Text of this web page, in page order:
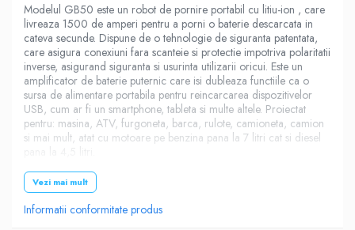
Modelul GB50 este un robot de pornire portabil cu litiu-ion , care
livreaza 1500 de amperi pentru a porni o baterie descarcata in
cateva secunde. Dispune de o tehnologie de siguranta patentata,
care asigura conexiuni fara scanteie si protectie impotriva polaritatii
inverse, asigurand siguranta si usurinta utilizarii oricui. Este un
amplificator de baterie puternic care isi dubleaza functiile ca o
sursa de alimentare portabila pentru reincarcarea dispozitivelor
USB, cum ar fi un smartphone, tableta si multe altele. Proiectat
pentru: masina, ATV, furgoneta, barca, rulote, camioneta, camion
si mai mult, atat cu motoare pe benzina pana la 7 litri cat si diesel
Iesirea port integrat USB 2.1A poate sa alimenteze toate
dispozitivele USB, cum ar fi smartphone-urile, camerele GoPro,
tablete, lanterne reincarcabile, castile fara fir si multe altele.
Acumulatorul Boost extinde durata de viata si durata de
Vezi mai mult
Informatii conformitate produs